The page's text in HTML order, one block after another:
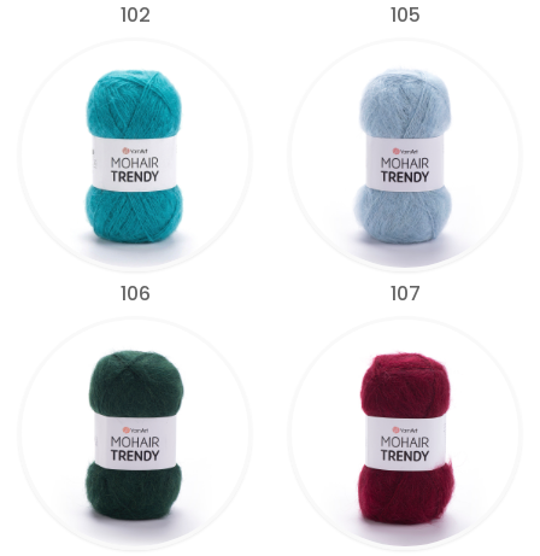
102 105
106 107